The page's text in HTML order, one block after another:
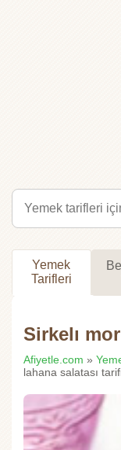
Yemek
Tarifleri
Sirkelı
Afiyetle.com »
lahana salatası